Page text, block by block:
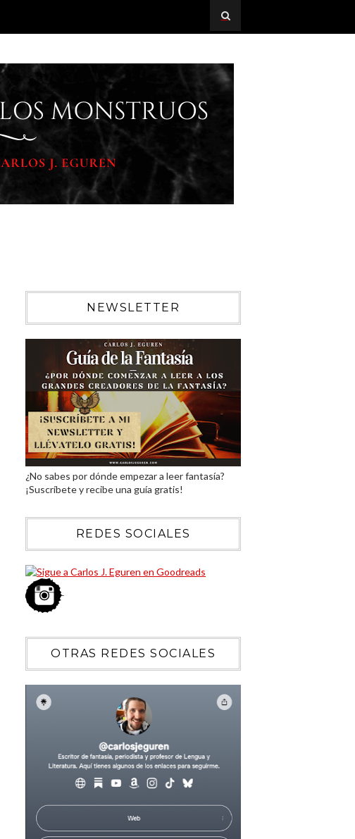
NEWSLETTER
¿No sabes por dónde empezar a leer fantasía?
¡Suscríbete y recibe una guía gratis!
REDES SOCIALES
OTRAS REDES SOCIALES